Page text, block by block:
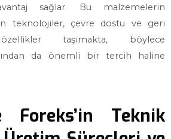
sağlar. Bu malzemelerin
teknolojiler, çevre dostu ve geri
taşımakta, böylece
da önemli bir tercih haline
Foreks’in Teknik